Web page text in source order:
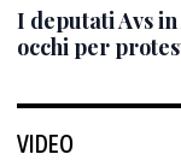
I deputati Avs
occhi per
VIDEO